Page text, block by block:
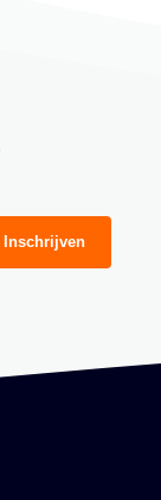
Inschrijven